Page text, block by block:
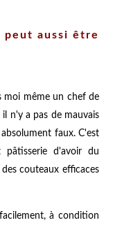
peut aussi être
moi même un chef de
n'y a pas de mauvais
faux. C'est
pâtisserie d'avoir du
couteaux efficaces
à condition